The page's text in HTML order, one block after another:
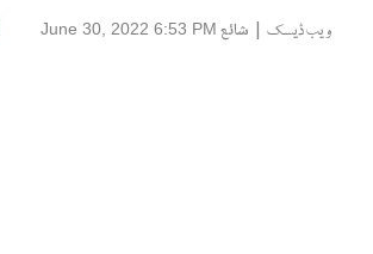
ویب ڈیسک | شائع June 30, 2022 6:53 PM